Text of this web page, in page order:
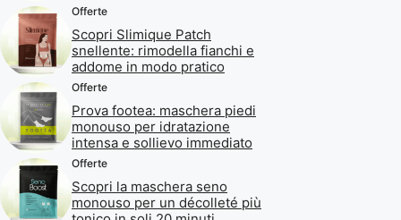
Offerte
Scopri Slimique Patch
snellente: rimodella fianchi e
addome in modo pratico
Offerte
Prova footea: maschera piedi
monouso per idratazione
intensa e sollievo immediato
Offerte
Scopri la maschera seno
monouso per un décolleté più